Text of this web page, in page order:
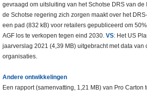
gevraagd om uitsluiting van het Schotse DRS van de
de Schotse regering zich zorgen maakt over het
een pad (832 kB) voor retailers gepubliceerd om
AGF los te verkopen tegen eind 2030. VS: Het US
jaarverslag 2021 (4,39 MB) uitgebracht met data van
organisaties.
Andere ontwikkelingen
Een rapport (samenvatting, 1,21 MB) van Pro Carton